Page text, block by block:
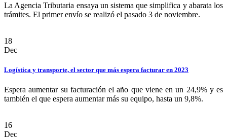
La Agencia Tributaria ensaya un sistema que simplifica y abarata los
trámites. El primer envío se realizó el pasado 3 de noviembre.
18
Dec
Logística y transporte, el sector que más espera facturar en 2023
Espera aumentar su facturación el año que viene en un 24,9% y es
también el que espera aumentar más su equipo, hasta un 9,8%.
16
Dec